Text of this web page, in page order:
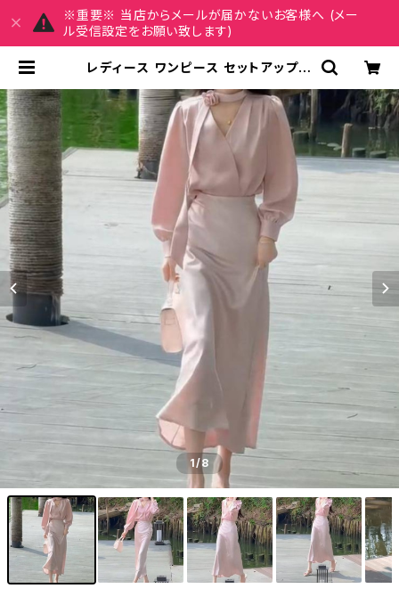
※重要※ 当店からメールが届かないお客様へ (メー
ル受信設定をお願い致します)
レディース ワンピース セットアップ風
ス ベージュ ピンク サテン 光沢 上品
きれいめ エレガント 通勤 オフィス 結
婚式 二次会 デート お呼ばれ 韓国フ
ァッション 春 夏 秋 冬 通年 長袖 マキ
シ丈 体型カバー 美シルエット S M L
XL C-OSS0179 | REIRSE レイル
セ 20代,30代,40代 レディースファ
ッション 通販
1/8